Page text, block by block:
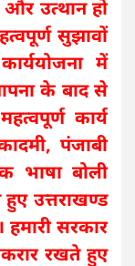
उत्थान हो
सुझावों
में
के बाद से
कार्य
पंजाबी
भाषा बोली
उत्तराखण्ड
हमारी सरकार
रखते हुए